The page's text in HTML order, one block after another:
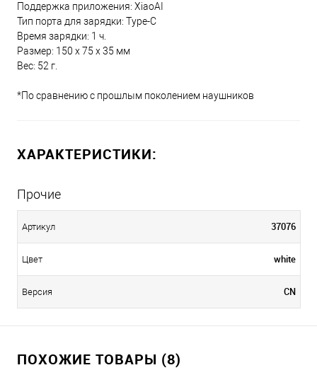
Поддержка приложения: XiaoAI
Тип порта для зарядки: Type-C
Время зарядки: 1 ч.
Размер: 150 х 75 х 35 мм
Вес: 52 г.
*По сравнению с прошлым поколением наушников
ХАРАКТЕРИСТИКИ:
Прочие
Артикул 37076
Цвет white
Версия CN
ПОХОЖИЕ ТОВАРЫ (8)